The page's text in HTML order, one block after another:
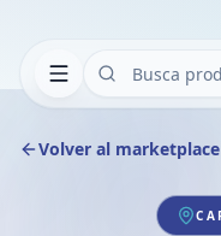
Volver al marketplace